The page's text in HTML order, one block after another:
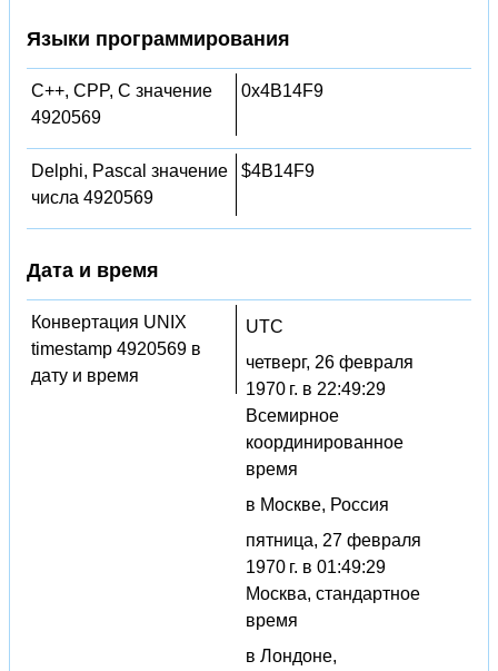
Языки программирования
C++, CPP, C значение
4920569
0x4B14F9
Delphi, Pascal значение
числа 4920569
$4B14F9
Дата и время
Конвертация UNIX
timestamp 4920569 в
дату и время
UTC
четверг, 26 февраля
1970 г. в 22:49:29
Всемирное
координированное
время
в Москве, Россия
пятница, 27 февраля
1970 г. в 01:49:29
Москва, стандартное
время
в Лондоне,